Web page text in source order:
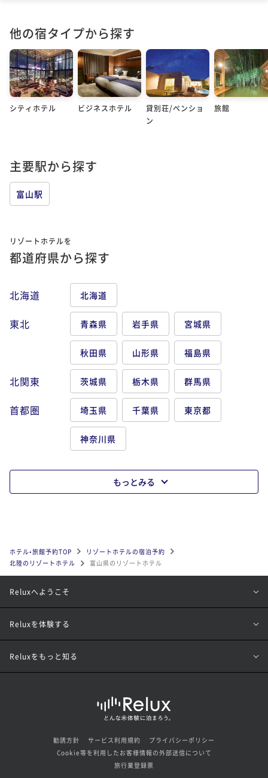
他の宿タイプから探す
シティホテル ビジネスホテル
貸別荘/ペンショ
ン
旅館
主要駅から探す
富山駅
リゾートホテルを
都道府県から探す
北海道 北海道
東北 青森県 岩手県 宮城県
秋田県 山形県 福島県
北関東 茨城県 栃木県 群馬県
首都圏 埼玉県 千葉県 東京都
神奈川県
もっとみる
ホテル•旅館予約TOP
リゾートホテルの宿泊予約
北陸のリゾートホテル
富山県のリゾートホテル
Reluxへようこそ
Reluxを体験する
Reluxをもっと知る
勧誘方針 サービス利用規約
プライバシーポリシー
Cookie等を利用したお客様情報の外部送信について
旅行業登録票